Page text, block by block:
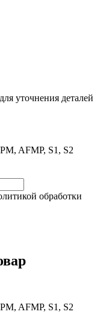
уточнения деталей
AFMP, S1, S2
обработки
AFMP, S1, S2